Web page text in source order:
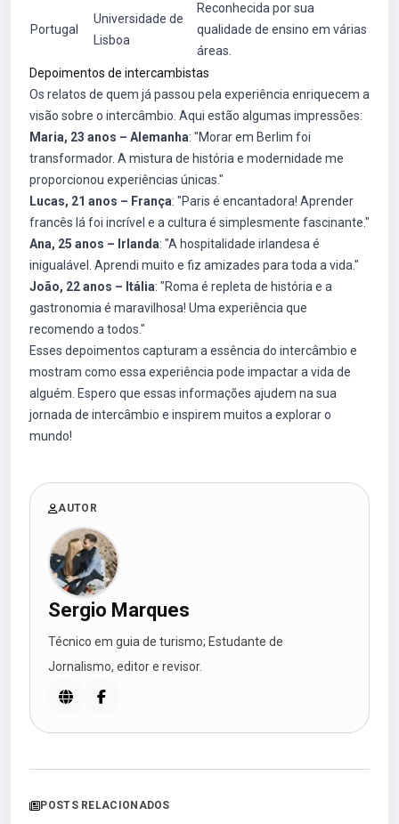
Portugal
Universidade de
Lisboa
Reconhecida por sua
qualidade de ensino em várias
áreas.
Depoimentos de intercambistas
Os relatos de quem já passou pela experiência enriquecem a
visão sobre o intercâmbio. Aqui estão algumas impressões:
Maria, 23 anos – Alemanha: "Morar em Berlim foi
transformador. A mistura de história e modernidade me
proporcionou experiências únicas."
Lucas, 21 anos – França: "Paris é encantadora! Aprender
francês lá foi incrível e a cultura é simplesmente fascinante."
Ana, 25 anos – Irlanda: "A hospitalidade irlandesa é
inigualável. Aprendi muito e fiz amizades para toda a vida."
João, 22 anos – Itália: "Roma é repleta de história e a
gastronomia é maravilhosa! Uma experiência que
recomendo a todos."
Esses depoimentos capturam a essência do intercâmbio e
mostram como essa experiência pode impactar a vida de
alguém. Espero que essas informações ajudem na sua
jornada de intercâmbio e inspirem muitos a explorar o
mundo!
AUTOR
Sergio Marques
Técnico em guia de turismo; Estudante de
Jornalismo, editor e revisor.
POSTS RELACIONADOS